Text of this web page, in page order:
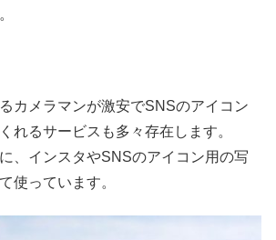
カメラマンが激安でSNSのアイコン
れるサービスも多々存在します。
、インスタやSNSのアイコン用の写
使っています。